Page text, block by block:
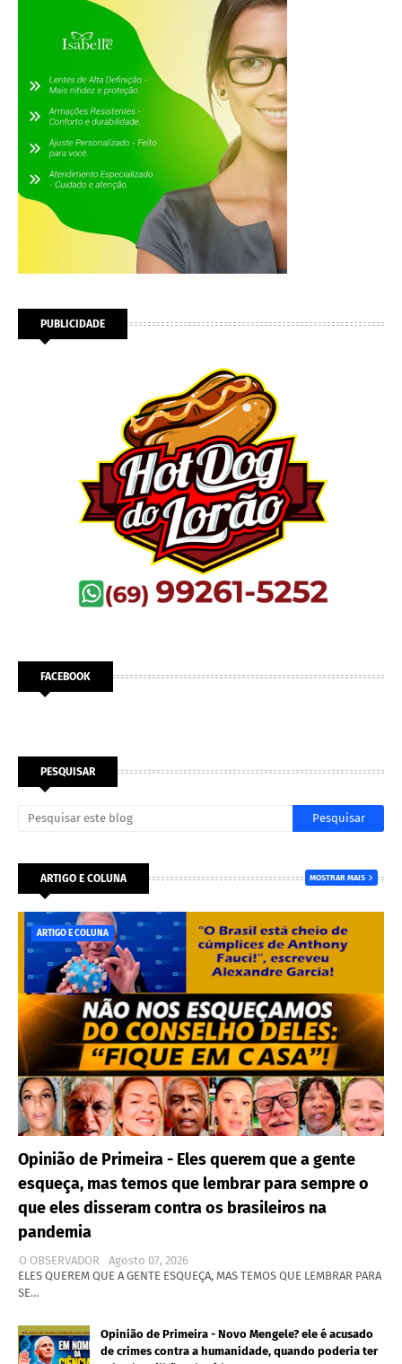
PUBLICIDADE
FACEBOOK
PESQUISAR
ARTIGO E COLUNA MOSTRAR MAIS
ARTIGO E COLUNA
Opinião de Primeira - Eles querem que a gente
esqueça, mas temos que lembrar para sempre o
que eles disseram contra os brasileiros na
pandemia
O OBSERVADOR
Agosto 07, 2026
ELES QUEREM QUE A GENTE ESQUEÇA, MAS TEMOS QUE LEMBRAR PARA
SE…
Opinião de Primeira - Novo Mengele? ele é acusado
de crimes contra a humanidade, quando poderia ter